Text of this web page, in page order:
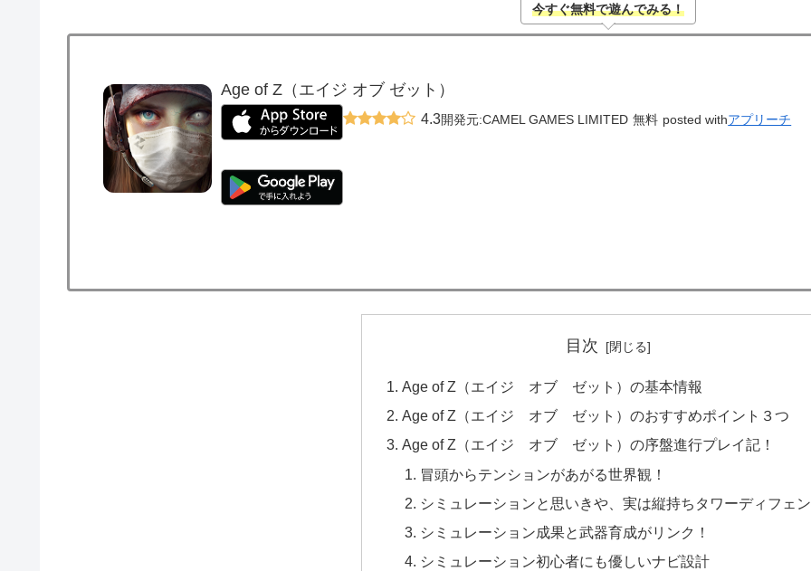
今すぐ無料で遊んでみる！
Age of Z（エイジ オブ ゼット）
4.3開発元:CAMEL GAMES LIMITED 無料 posted withアプリーチ
目次
Age of Z（エイジ オブ ゼット）の基本情報
Age of Z（エイジ オブ ゼット）のおすすめポイント３つ
Age of Z（エイジ オブ ゼット）の序盤進行プレイ記！
冒頭からテンションがあがる世界観！
シミュレーションと思いきや、実は縦持ちタワーディフェ
シミュレーション成果と武器育成がリンク！
シミュレーション初心者にも優しいナビ設計